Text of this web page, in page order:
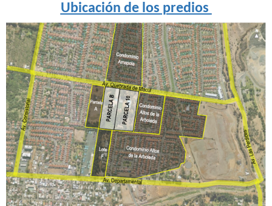
Ubicación de los predios